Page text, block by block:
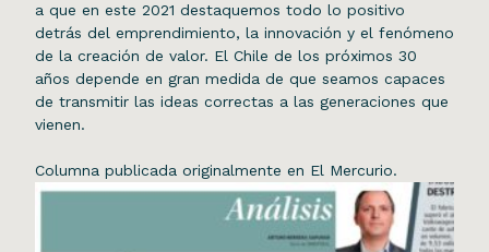
a que en este 2021 destaquemos todo lo positivo
detrás del emprendimiento, la innovación y el fenómeno
de la creación de valor. El Chile de los próximos 30
años depende en gran medida de que seamos capaces
de transmitir las ideas correctas a las generaciones que
vienen.
Columna publicada originalmente en El Mercurio.